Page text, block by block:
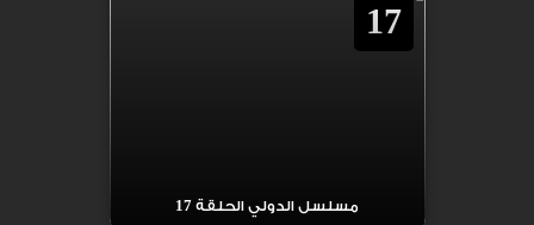
17
مسلسل الدولي الحلقة 17